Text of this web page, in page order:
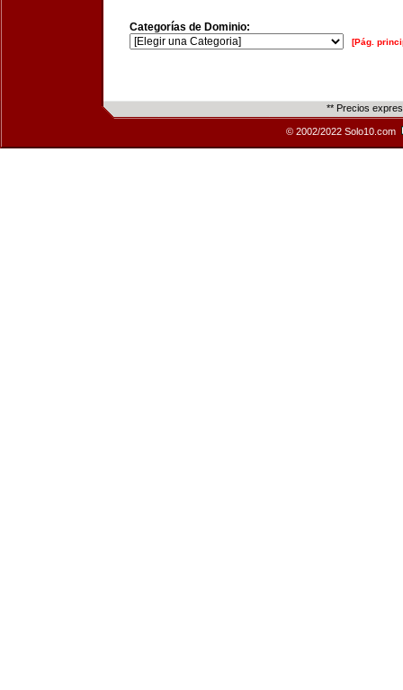
Categorías de Dominio:
[Pág.
** Precios
© 2002/2022 Solo10.com